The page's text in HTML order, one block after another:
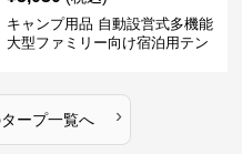
キャンプ用品 自動設営式多機能
大型ファミリー向け宿泊用テン
タープ一覧へ ›